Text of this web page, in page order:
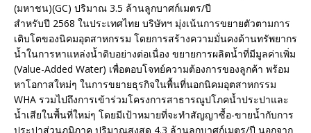
(มหาชน)(GC) ปริมาณ 3.5 ล้านลูกบาศก์เมตร/ปี
สำหรับปี 2568 ในประเทศไทย บริษัทฯ มุ่งเน้นการขยายตัวตามการ
เติบโตของนิคมอุตสาหกรรม โดยการสร้างความมั่นคงด้านทรัพยากร
น้ำในการหาแหล่งน้ำดิบอย่างต่อเนื่อง ขยายการผลิตน้ำที่มีมูลค่าเพิ่ม
(Value-Added Water) เพื่อตอบโจทย์ความต้องการของลูกค้า พร้อม
หาโอกาสใหม่ๆ ในการขยายธุรกิจในพื้นที่นอกนิคมอุตสาหกรรม
WHA รวมไปถึงการเข้าร่วมโครงการสาธารณูปโภคน้ำประปาและ
น้ำเสียในพื้นที่ใหม่ๆ โดยมีเป้าหมายที่จะทำสัญญาซื้อ-ขายน้ำกับการ
ประปาส่วนภูมิภาค ปริมาณสูงสุด 4.3 ล้านลูกบาศก์เมตร/ปี นอกจาก